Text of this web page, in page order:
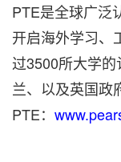
PTE是全球广泛
开启海外学习、
过3500所大学
兰、以及英国政
PTE：